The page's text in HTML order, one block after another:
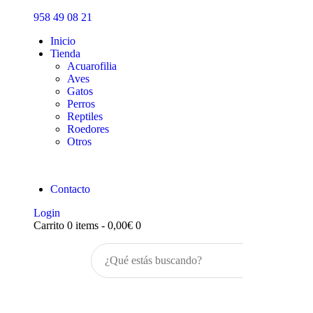
958 49 08 21
Inicio
Tienda
Acuarofilia
Aves
Gatos
Perros
Reptiles
Roedores
Otros
Contacto
Login
Carrito 0 items - 0,00€ 0
Inicio